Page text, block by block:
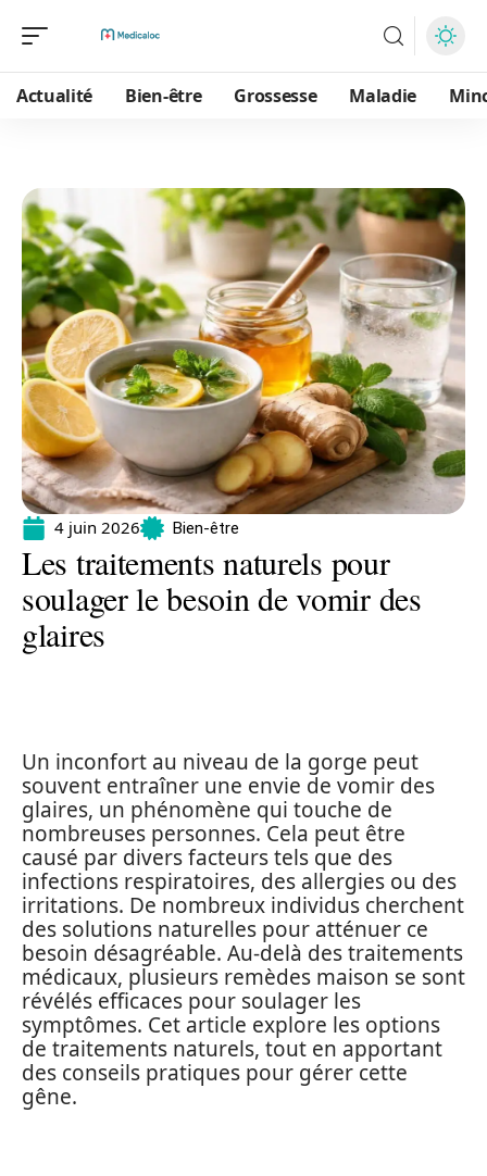
Actualité Bien-être Grossesse Maladie
4 juin 2026 Bien-être
Les traitements naturels pour
soulager le besoin de vomir des
glaires
Un inconfort au niveau de la gorge peut
souvent entraîner une envie de vomir des
glaires, un phénomène qui touche de
nombreuses personnes. Cela peut être
causé par divers facteurs tels que des
infections respiratoires, des allergies ou des
irritations. De nombreux individus cherchent
des solutions naturelles pour atténuer ce
besoin désagréable. Au-delà des traitements
médicaux, plusieurs remèdes maison se sont
révélés efficaces pour soulager les
symptômes. Cet article explore les options
de traitements naturels, tout en apportant
des conseils pratiques pour gérer cette
gêne.